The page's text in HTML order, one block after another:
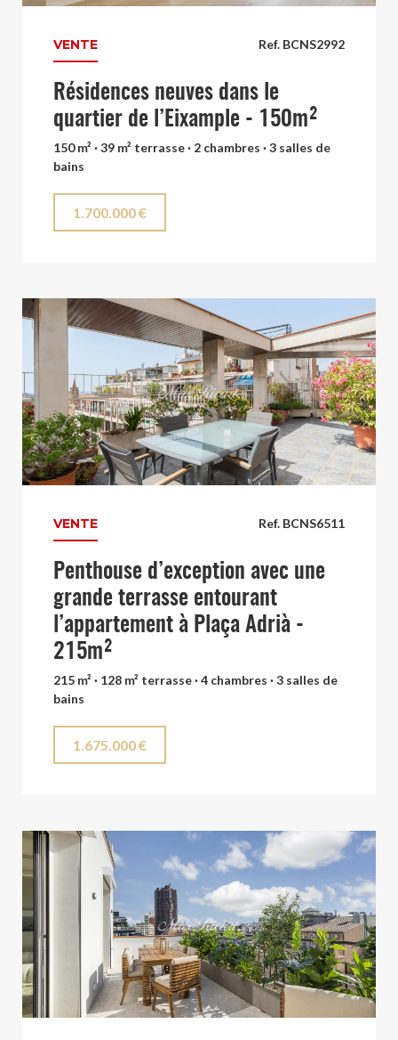
Ref. BCNS2992
VENTE
Résidences neuves dans le
quartier de l’Eixample - 150m²
150 m² · 39 m² terrasse · 2 chambres · 3 salles de
bains
1.700.000 €
Ref. BCNS6511
VENTE
Penthouse d’exception avec une
grande terrasse entourant
l’appartement à Plaça Adrià -
215m²
215 m² · 128 m² terrasse · 4 chambres · 3 salles de
bains
1.675.000 €